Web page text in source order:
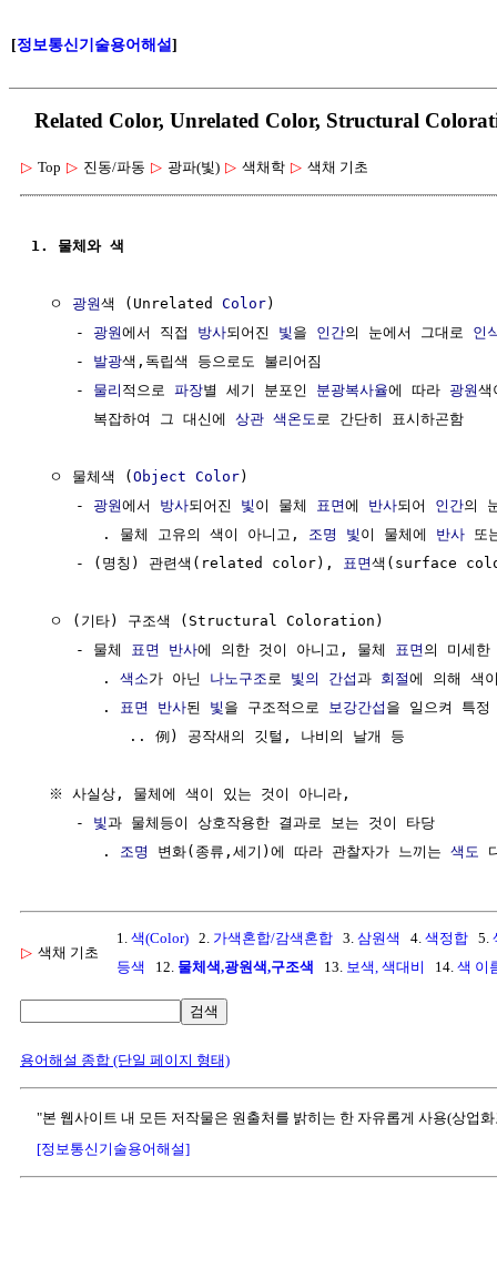
[정보통신기술용어해설]
Related Color, Unrelated Color, Structural
▷ Top ▷ 진동/파동 ▷ 광파(빛) ▷ 색채학 ▷ 색채 기초
1. 물체와 색
  ㅇ
광원색 (Unrelated Color)
     -
광원에서 직접 방사되어진 빛 을 인간의 눈에서 그대로 인
     -
발광색,독립색 등으로도 불리어짐
     -
물리 적으로 파장별 세기 분포인 분광복사율에 따라 광원색
       복잡하여 그 대신에
상관 색온도 로 간단히 표시하
  ㅇ 물체색 (
Object Color)
     -
광원에서 방사되어진 빛 이 물체 표면에 반사되어 인간의
        . 물체 고유의 색이 아니고,
조명 빛 이 물체에 반사 또
     - (명칭) 관련색(related color),
표면색(surface
  ㅇ (기타) 구조색 (Structural Coloration)
     - 물체
표면 반사에 의한 것이 아니고, 물체 표면 의 미세
        .
색소가 아닌 나노구조 로 빛의 간섭과 회절에 의해 색
        .
표면 반사된 빛 을 구조적으로 보강간섭 을 일으켜 특정
           .. 例) 공작새의 깃털, 나비의 날개 등
  ※ 사실상, 물체에 색이 있는 것이 아니라,
     -
빛과 물체등이 상호작용한 결과로 보는 것이 타당
        .
조명 변화(종류,세기)에 따라 관찰자가 느끼는 색도
▷ 색채 기초
1. 색(Color) 2. 가색혼합/감색혼합 3. 삼원색 4. 색정합 5.
등색
12. 물체색,광원색,구조색 13. 보색, 색대비 14. 색 이
검색
용어해설 종합 (단일 페이지 형태)
"본 웹사이트 내 모든 저작물은 원출처를 밝히는 한 자유롭게 사용(상업
[정보통신기술용어해설]